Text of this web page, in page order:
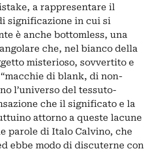
a rappresentare il
significazione in cui si
è anche bottomless, una
che, nel bianco della
misterioso, sovvertito e
di blank, di non-
l’universo del tessuto-
che il significato e la
attorno a queste lacune
parole di Italo Calvino, che
ebbe modo di discuterne con